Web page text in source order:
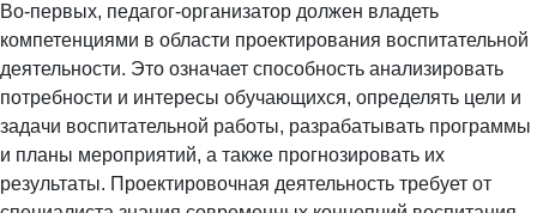
Во-первых, педагог-организатор должен владеть
компетенциями в области проектирования воспитательной
деятельности. Это означает способность анализировать
потребности и интересы обучающихся, определять цели и
задачи воспитательной работы, разрабатывать программы
и планы мероприятий, а также прогнозировать их
результаты. Проектировочная деятельность требует от